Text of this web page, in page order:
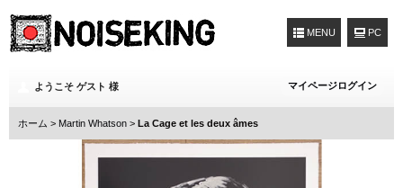
MENU
ようこそ ゲスト 様 マイページログイン
ホーム > Martin Whatson > La Cage et les deux âmes